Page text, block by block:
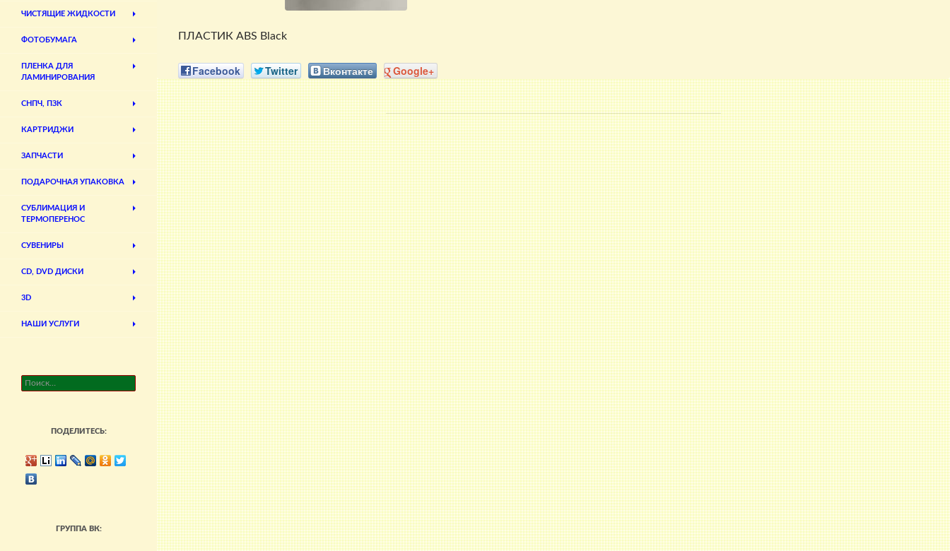
ПЛАСТИК ABS Black
Facebook Twitter Вконтакте Google+
ЧИСТЯЩИЕ ЖИДКОСТИ
ФОТОБУМАГА
ПЛЕНКА ДЛЯ
ЛАМИНИРОВАНИЯ
СНПЧ, ПЗК
КАРТРИДЖИ
ЗАПЧАСТИ
ПОДАРОЧНАЯ УПАКОВКА
СУБЛИМАЦИЯ И
ТЕРМОПЕРЕНОС
СУВЕНИРЫ
CD, DVD ДИСКИ
3D
НАШИ УСЛУГИ
Найти:
ПОДЕЛИТЕСЬ:
ГРУППА ВК: